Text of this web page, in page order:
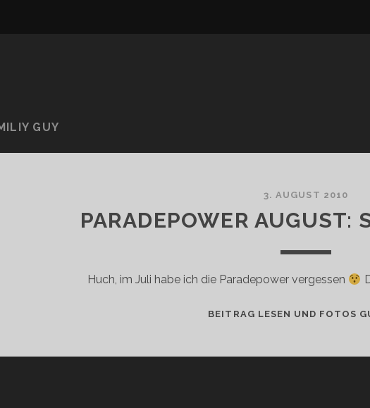
GUY
3. AUGUST 2010
PARADEPOWER AUGUST:
Huch, im Juli habe ich die Paradepower vergessen
BEITRAG LESEN UND FOTOS